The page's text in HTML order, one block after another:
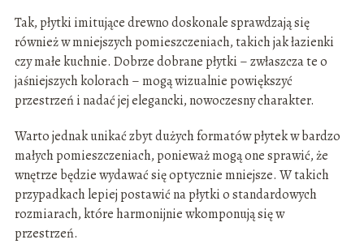
Tak, płytki imitujące drewno doskonale sprawdzają się
również w mniejszych pomieszczeniach, takich jak łazienki
czy małe kuchnie. Dobrze dobrane płytki – zwłaszcza te o
jaśniejszych kolorach – mogą wizualnie powiększyć
przestrzeń i nadać jej elegancki, nowoczesny charakter.
Warto jednak unikać zbyt dużych formatów płytek w bardzo
małych pomieszczeniach, ponieważ mogą one sprawić, że
wnętrze będzie wydawać się optycznie mniejsze. W takich
przypadkach lepiej postawić na płytki o standardowych
rozmiarach, które harmonijnie wkomponują się w
przestrzeń.